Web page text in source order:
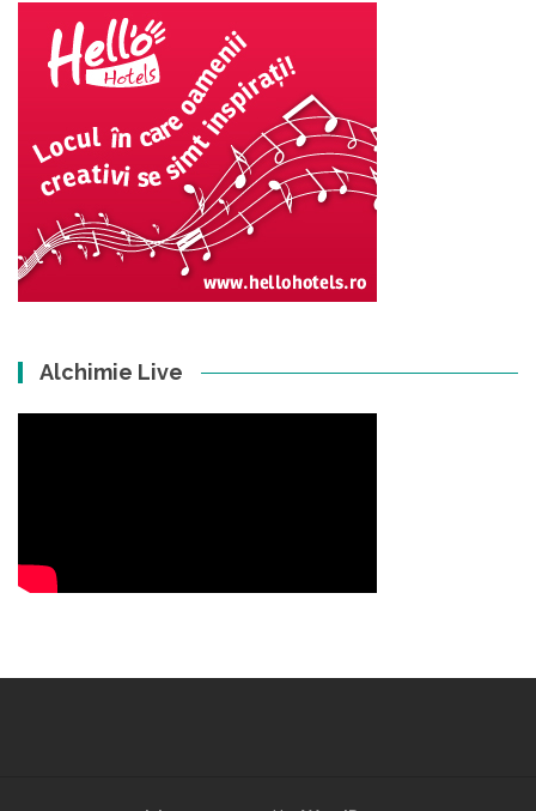
Alchimie Live